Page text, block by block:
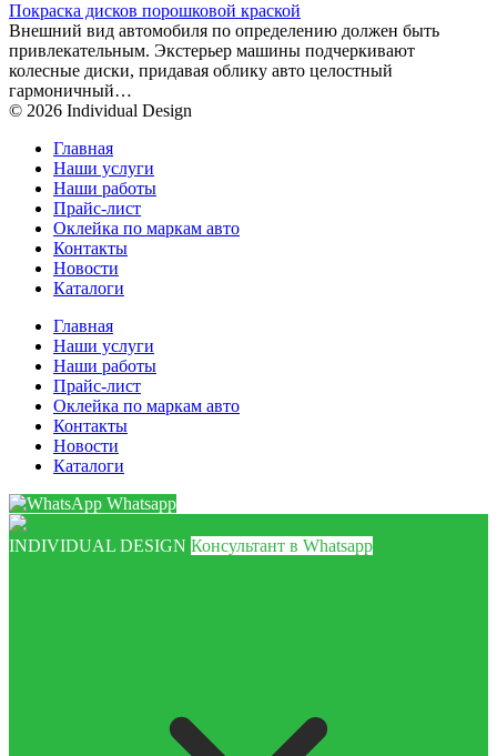
Покраска дисков порошковой краской
Внешний вид автомобиля по определению должен быть
привлекательным. Экстерьер машины подчеркивают
колесные диски, придавая облику авто целостный
гармоничный…
© 2026 Individual Design
Главная
Наши услуги
Наши работы
Прайс-лист
Оклейка по маркам авто
Контакты
Новости
Каталоги
Главная
Наши услуги
Наши работы
Прайс-лист
Оклейка по маркам авто
Контакты
Новости
Каталоги
Whatsapp
INDIVIDUAL DESIGN Консультант в Whatsapp